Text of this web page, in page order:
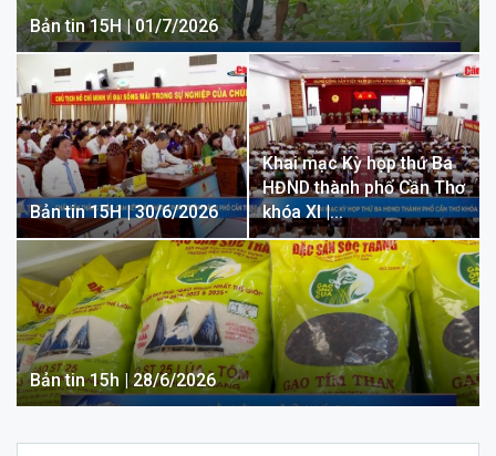
Bản tin 15H | 01/7/2026
Bản tin 15H | 30/6/2026
Khai mạc Kỳ họp thứ Ba
HĐND thành phố Cần Thơ
khóa XI |…
Bản tin 15h | 28/6/2026